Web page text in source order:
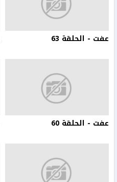
عفت - الحلقة 63
عفت - الحلقة 60